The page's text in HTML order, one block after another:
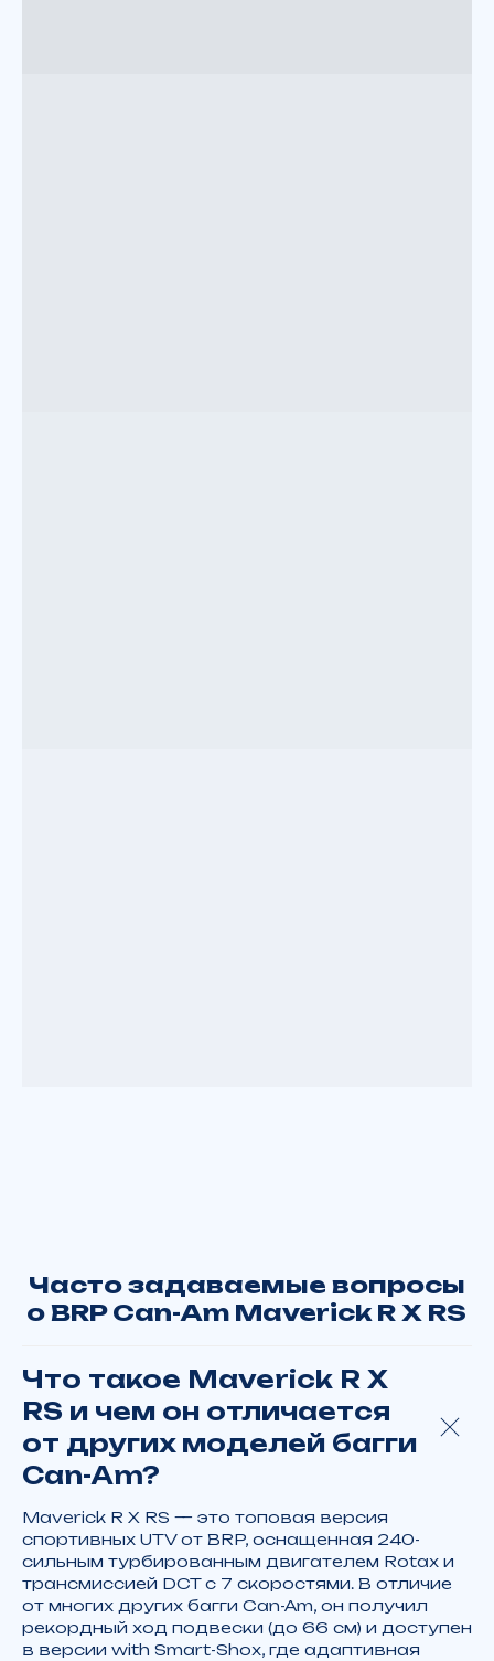
Что такое Maverick R X
RS и чем он отличается
от других моделей багги
Can-Am?
Maverick R X RS — это топовая версия
спортивных UTV от BRP, оснащенная 240-
сильным турбированным двигателем Rotax и
трансмиссией DCT с 7 скоростями. В отличие
от многих других багги Can-Am, он получил
рекордный ход подвески (до 66 см) и доступен
в версии with Smart-Shox, где адаптивная